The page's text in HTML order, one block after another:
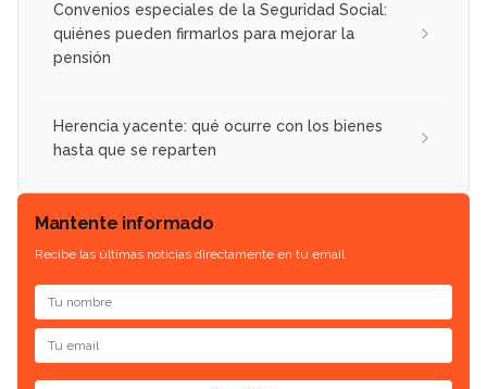
Convenios especiales de la Seguridad Social:
quiénes pueden firmarlos para mejorar la
pensión
Herencia yacente: qué ocurre con los bienes
hasta que se reparten
Mantente informado
Recibe las últimas noticias directamente en tu email.